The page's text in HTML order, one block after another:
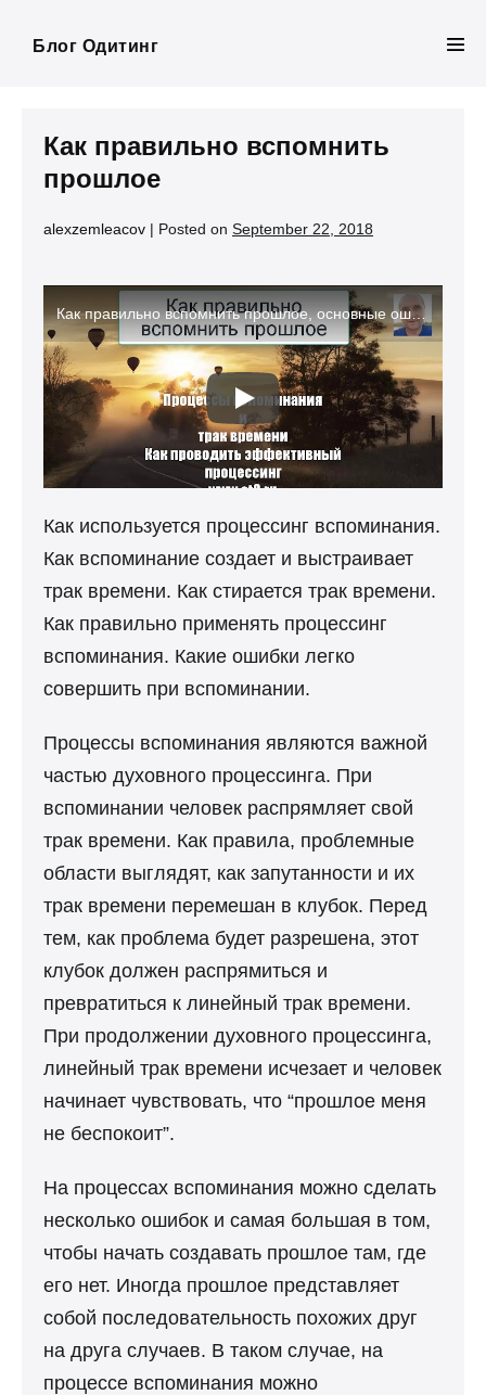
Блог Одитинг
Как правильно вспомнить
прошлое
alexzemleacov | Posted on September 22, 2018
Как правильно вспомнить прошлое, основные ошибки – Александр Земляков – подкаст 221
Как используется процессинг вспоминания.
Как вспоминание создает и выстраивает
трак времени. Как стирается трак времени.
Как правильно применять процессинг
вспоминания. Какие ошибки легко
совершить при вспоминании.
Процессы вспоминания являются важной
частью духовного процессинга. При
вспоминании человек распрямляет свой
трак времени. Как правила, проблемные
области выглядят, как запутанности и их
трак времени перемешан в клубок. Перед
тем, как проблема будет разрешена, этот
клубок должен распрямиться и
превратиться к линейный трак времени.
При продолжении духовного процессинга,
линейный трак времени исчезает и человек
начинает чувствовать, что “прошлое меня
не беспокоит”.
На процессах вспоминания можно сделать
несколько ошибок и самая большая в том,
чтобы начать создавать прошлое там, где
его нет. Иногда прошлое представляет
собой последовательность похожих друг
на друга случаев. В таком случае, на
процессе вспоминания можно